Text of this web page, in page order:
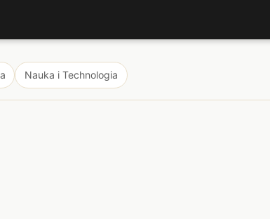
Nauka i Technologia